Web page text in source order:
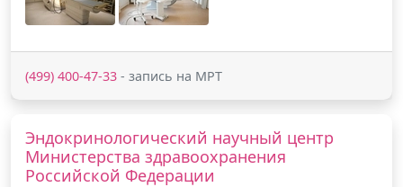
(499) 400-47-33 - запись на МРТ
Эндокринологический научный центр
Министерства здравоохранения
Российской Федерации